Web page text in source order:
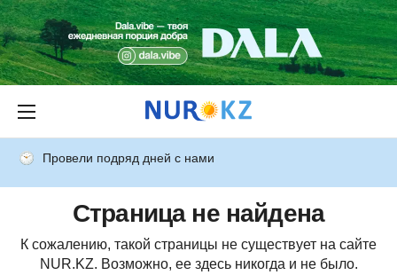
Провели подряд дней с нами
Страница не найдена
К сожалению, такой страницы не существует на сайте
NUR.KZ. Возможно, ее здесь никогда и не было.